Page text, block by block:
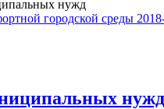
нужд
городской среды
нужд